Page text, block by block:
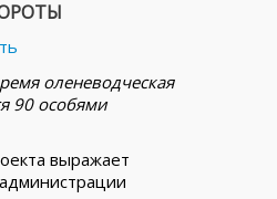
оленеводческая
90 особями
выражает